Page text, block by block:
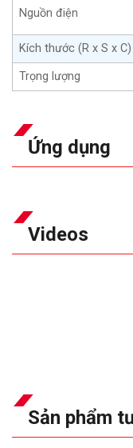
Nguồn điện
Kích thước (R x S x C)
Trọng lượng
Ứng dụng
Videos
Sản phẩm